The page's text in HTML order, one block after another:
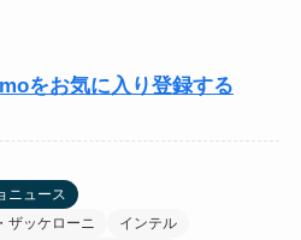
をお気に入り登録する
ニュース
ザッケローニ
インテル